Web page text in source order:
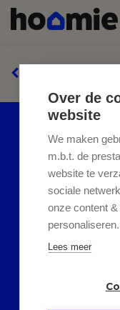
Indien u
inop
Over de
website
We maken
m.b.t. de
website te
sociale
onze content
personaliseren.
Lees meer